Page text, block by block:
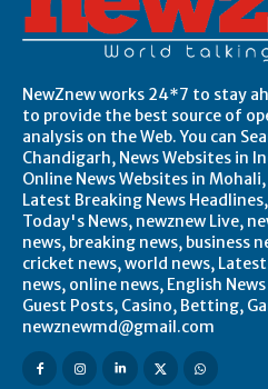
NewZnew works 24*7 to stay
to provide the best source of
analysis on the Web. You can
Chandigarh, News Websites in
Online News Websites in
Latest Breaking News
Today's News, newznew Live,
news, breaking news, business
cricket news, world news,
news, online news, English
Guest Posts, Casino, Betting,
newznewmd@gmail.com